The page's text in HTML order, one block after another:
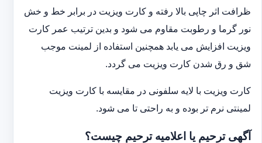
ظرافت اثر چاپی بالا رفته و کارت ویزیت در برابر خط و خش
نور گرما و رطوبت مقاوم می شود و بدین ترتیب عمر کارت
ویزیت افزایش می یابد همچنین استفاده از لمینت موجب
شق و رق شدن کارت ویزیت می گردد.
کارت ویزیت با لایه سلفونی در مقایسه با کارت ویزیت
لمینتی نرم تر بوده و به راحتی تا می شود.
آگهی ترحیم یا اعلامیه ترحیم چیست؟